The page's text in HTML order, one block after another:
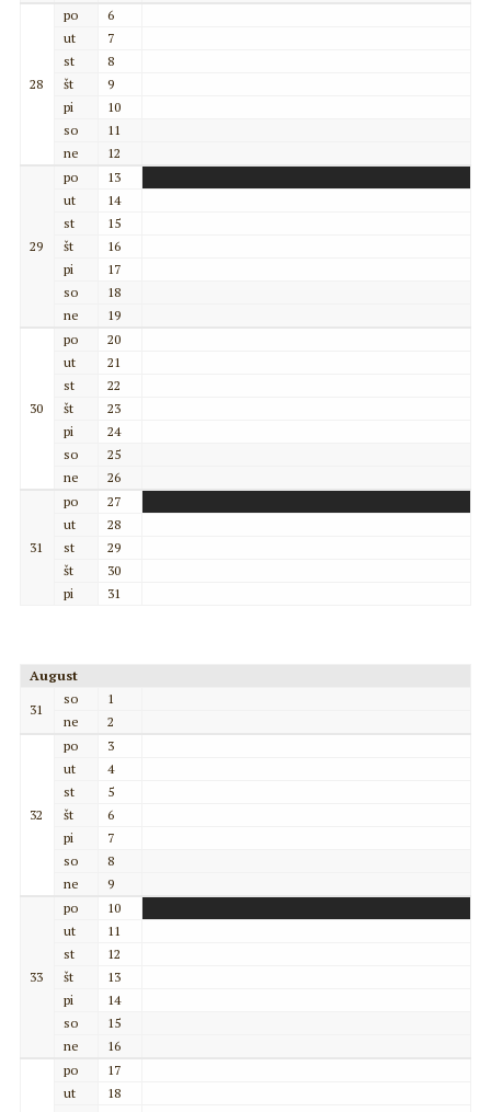
28
po
6
ut
7
st
8
št
9
pi
10
so
11
ne
12
29
po
13
ut
14
st
15
št
16
pi
17
so
18
ne
19
30
po
20
ut
21
st
22
št
23
pi
24
so
25
ne
26
31
po
27
ut
28
st
29
št
30
pi
31
August
31
so
1
ne
2
32
po
3
ut
4
st
5
št
6
pi
7
so
8
ne
9
33
po
10
ut
11
st
12
št
13
pi
14
so
15
ne
16
po
17
ut
18